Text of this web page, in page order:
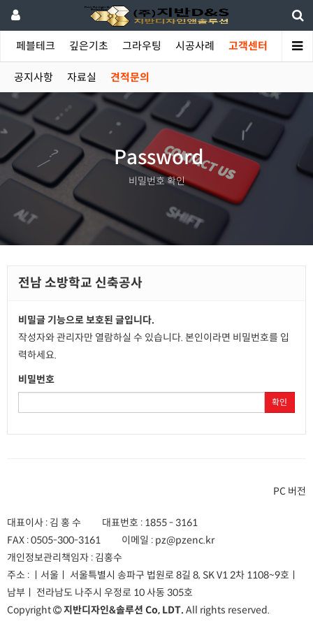
페블테크 깊은기초 그라우팅 시공사례 고객센터
공지사항 자료실 견적문의
Password
비밀번호 확인
전남 소방학교 신축공사
비밀글 기능으로 보호된 글입니다.
작성자와 관리자만 열람하실 수 있습니다. 본인이라면 비밀번호를 입
력하세요.
비밀번호
확인
PC 버전
대표이사 : 김 홍 수 대표번호 : 1855 - 3161
FAX :0505-300-3161 이메일 : pz@pzenc.kr
개인정보관리책임자 : 김홍수
주소 : ㅣ서울ㅣ 서울특별시 송파구 법원로 8길 8, SK V1 2차 1108~9호 ㅣ
남부ㅣ 전라남도 나주시 우정로 10 사동 305호
Copyright
지반디자인&솔루션 Co, LDT. All rights reserved.